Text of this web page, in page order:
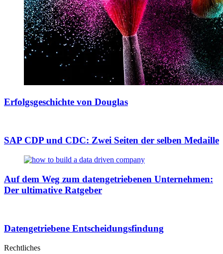
Erfolgsgeschichte von Douglas
SAP CDP und CDC: Zwei Seiten der selben Medaille
Auf dem Weg zum datengetriebenen Unternehmen:
Der ultimative Ratgeber
Datengetriebene Entscheidungsfindung
Rechtliches